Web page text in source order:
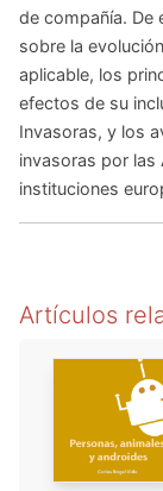
de compañía. De
sobre la
aplicable, los
efectos de su
Invasoras, y los
invasoras por las
instituciones
Artículos